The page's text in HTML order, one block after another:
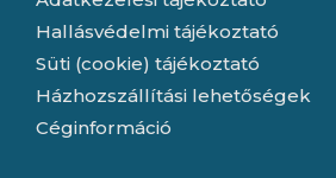
Hallásvédelmi tájékoztató
Süti (cookie) tájékoztató
Házhozszállítási lehetőségek
Céginformáció